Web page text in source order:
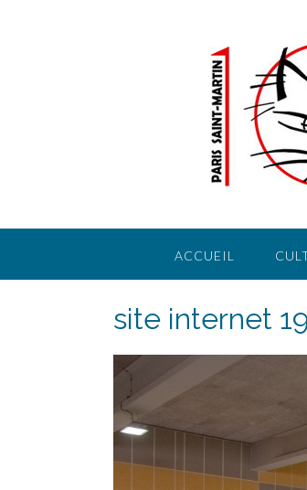
ACCUEIL
site internet